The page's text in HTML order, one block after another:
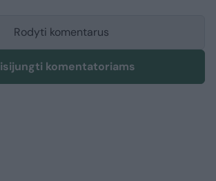
Rodyti komentarus
komentatoriams